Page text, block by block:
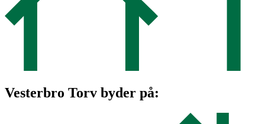
Vesterbro Torv byder på: